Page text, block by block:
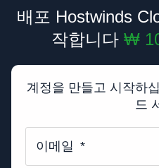
배포 Hostwinds
작합니다 ₩
계정을 만들고 시작하
드
이메일 *